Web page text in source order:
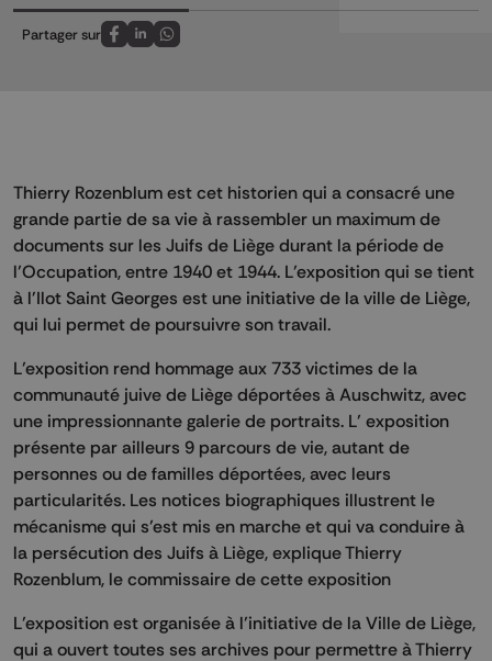
Partager sur
Partagez sur FaceBook
Partagez sur LinkedIn
Partagez sur Whatsapp
Thierry Rozenblum est cet historien qui a consacré une
grande partie de sa vie à rassembler un maximum de
documents sur les Juifs de Liège durant la période de
l’Occupation, entre 1940 et 1944. L’exposition qui se tient
à l'Ilot Saint Georges est une initiative de la ville de Liège,
qui lui permet de poursuivre son travail.
L’exposition rend hommage aux 733 victimes de la
communauté juive de Liège déportées à Auschwitz, avec
une impressionnante galerie de portraits. L’ exposition
présente par ailleurs 9 parcours de vie, autant de
personnes ou de familles déportées, avec leurs
particularités. Les notices biographiques illustrent le
mécanisme qui s’est mis en marche et qui va conduire à
la persécution des Juifs à Liège, explique Thierry
Rozenblum, le commissaire de cette exposition
L’exposition est organisée à l’initiative de la Ville de Liège,
qui a ouvert toutes ses archives pour permettre à Thierry